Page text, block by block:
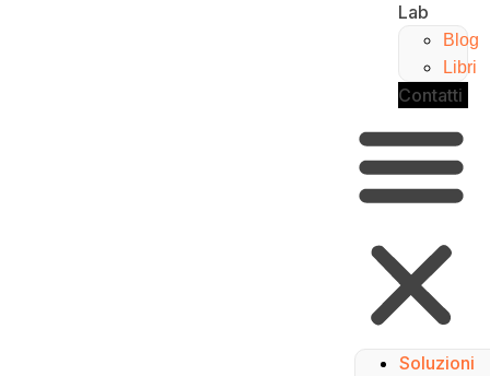
Lab
Blog
Libri
Contatti
Soluzioni